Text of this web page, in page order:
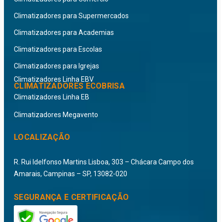
CLIMATIZADORES ECOBRISA
Climatizadores Linha EBV
Climatizadores Linha EB
Climatizadores Megavento
Climatizadores para Supermercados
Climatizadores para Academias
Climatizadores para Escolas
Climatizadores para Igrejas
LOCALIZAÇÃO
R. Rui Idelfonso Martins Lisboa, 303 – Chácara Campo dos
Amarais, Campinas – SP, 13082-020
SEGURANÇA E CERTIFICAÇÃO